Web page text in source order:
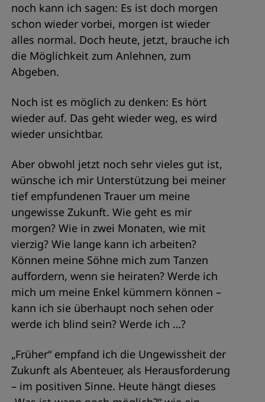
noch kann ich sagen: Es ist doch morgen
schon wieder vorbei, morgen ist wieder
alles normal. Doch heute, jetzt, brauche ich
die Möglichkeit zum Anlehnen, zum
Abgeben.
Noch ist es möglich zu denken: Es hört
wieder auf. Das geht wieder weg, es wird
wieder unsichtbar.
Aber obwohl jetzt noch sehr vieles gut ist,
wünsche ich mir Unterstützung bei meiner
tief empfundenen Trauer um meine
ungewisse Zukunft. Wie geht es mir
morgen? Wie in zwei Monaten, wie mit
vierzig? Wie lange kann ich arbeiten?
Können meine Söhne mich zum Tanzen
auffordern, wenn sie heiraten? Werde ich
mich um meine Enkel kümmern können –
kann ich sie überhaupt noch sehen oder
werde ich blind sein? Werde ich …?
„Früher“ empfand ich die Ungewissheit der
Zukunft als Abenteuer, als Herausforderung
– im positiven Sinne. Heute hängt dieses